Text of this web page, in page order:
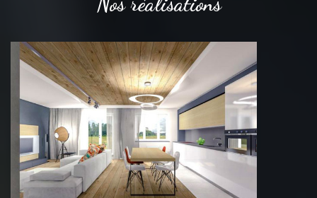
Rénovation de maison 75 Paris